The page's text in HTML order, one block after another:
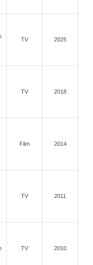
TV 2025
TV 2018
Film 2014
TV 2011
TV 2010